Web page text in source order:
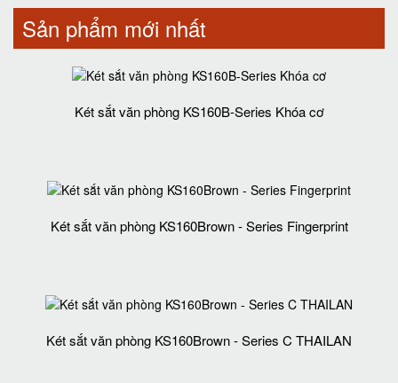
Sản phẩm mới nhất
Két sắt văn phòng KS160B-Series Khóa cơ
Két sắt văn phòng KS160Brown - Series Fingerprint
Két sắt văn phòng KS160Brown - Series C THAILAN